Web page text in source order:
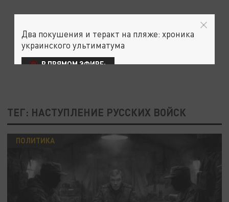
ТЕГ: НАСТУПЛЕНИЕ РУССКИХ ВОЙСК
ПОЛИТИКА
Два покушения и теракт на пляже: хроника
украинского ультиматума
В ПРЯМОМ ЭФИРЕ: